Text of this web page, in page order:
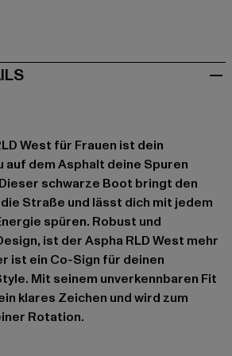
West für Frauen ist dein
auf dem Asphalt deine Spuren
schwarze Boot bringt den
Straße und lässt dich mit jedem
spüren. Robust und
ist der Aspha RLD West mehr
ist ein Co-Sign für deinen
Mit seinem unverkennbaren Fit
klares Zeichen und wird zum
Rotation.